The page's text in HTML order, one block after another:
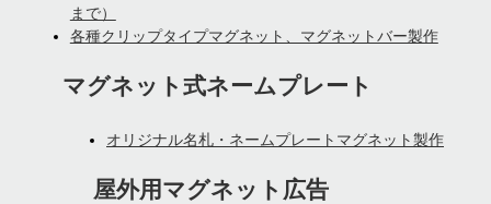
まで）
各種クリップタイプマグネット、マグネットバー製作
マグネット式ネームプレート
オリジナル名札・ネームプレートマグネット製作
屋外用マグネット広告